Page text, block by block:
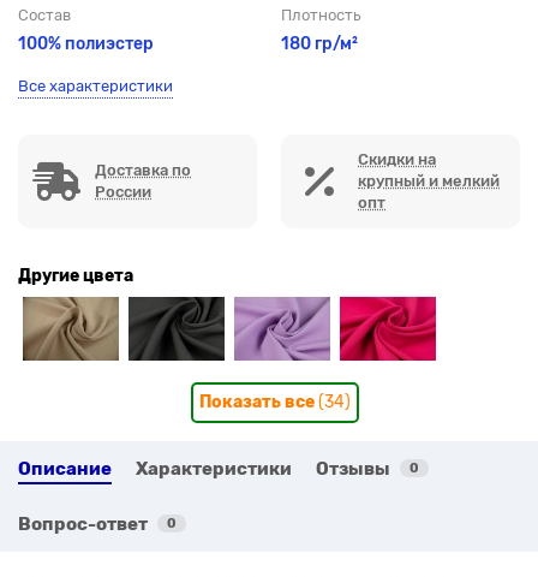
Состав
100% полиэстер
Плотность
180 гр/м²
Все характеристики
Доставка по
России
Скидки на
крупный и мелкий
опт
Другие цвета
Показать все(34)
Описание Характеристики Отзывы 0
Вопрос-ответ 0